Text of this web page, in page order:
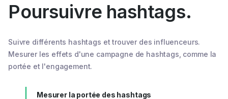
Poursuivre hashtags.
Suivre différents hashtags et trouver des influenceurs.
Mesurer les effets d'une campagne de hashtags, comme la
portée et l'engagement.
Mesurer la portée des hashtags